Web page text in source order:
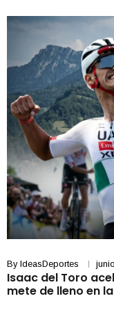
By IdeasDeportes
Isaac del Toro
mete de lleno en